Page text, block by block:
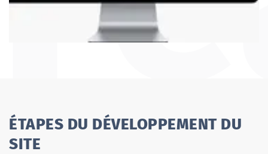
ÉTAPES DU DÉVELOPPEMENT DU
SITE